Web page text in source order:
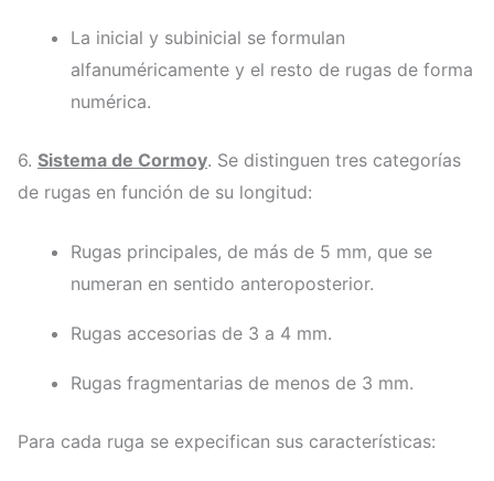
La inicial y subinicial se formulan
alfanuméricamente y el resto de rugas de forma
numérica.
6. Sistema de Cormoy. Se distinguen tres categorías
de rugas en función de su longitud:
Rugas principales, de más de 5 mm, que se
numeran en sentido anteroposterior.
Rugas accesorias de 3 a 4 mm.
Rugas fragmentarias de menos de 3 mm.
Para cada ruga se expecifican sus características: